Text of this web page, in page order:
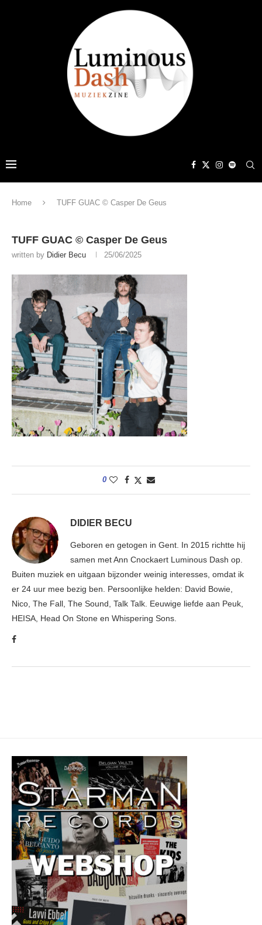
Home TUFF GUAC © Casper De Geus
TUFF GUAC © Casper De Geus
written by Didier Becu 25/06/2025
0
DIDIER BECU
Geboren en getogen in Gent. In 2015 richtte hij
samen met Ann Cnockaert Luminous Dash op.
Buiten muziek en uitgaan bijzonder weinig interesses, omdat ik
er 24 uur mee bezig ben. Persoonlijke helden: David Bowie,
Nico, The Fall, The Sound, Talk Talk. Eeuwige liefde aan Peuk,
HEISA, Head On Stone en Whispering Sons.